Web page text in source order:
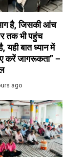
है, जिसकी आंच
तक भी पहुंच
यही बात ध्यान में
करें जागरूकता” –
ago